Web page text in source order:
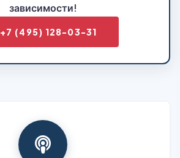
зависимости!
+7 (495) 128-03-31